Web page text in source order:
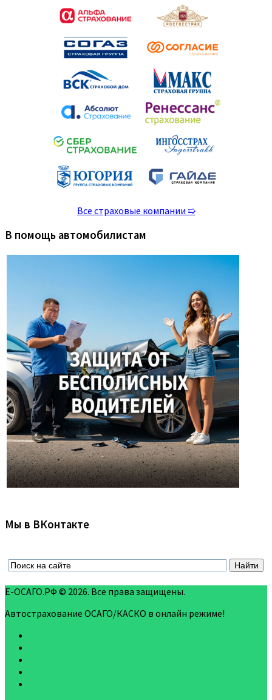
Все страховые компании ➯
В помощь автомобилистам
Мы в ВКонтакте
Е-ОСАГО.РФ © 2026. Все права защищены.
Автострахование ОСАГО/КАСКО в онлайн режиме!